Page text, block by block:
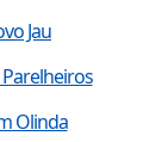
Jau
Olinda